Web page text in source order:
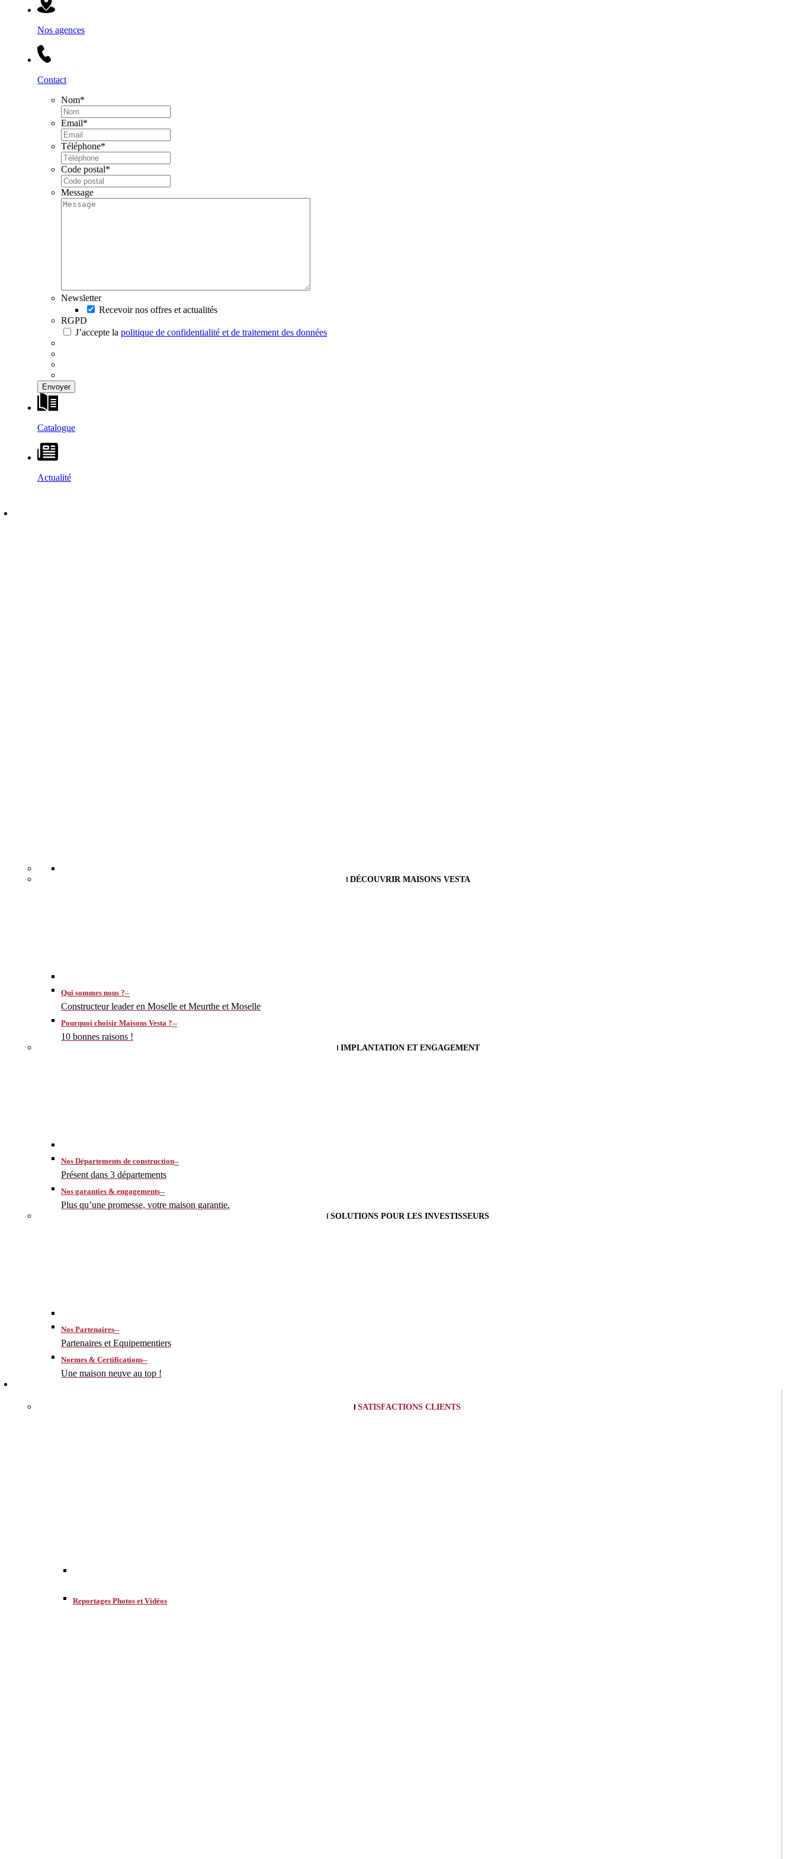
Nos agences
Contact
Nom*
Email*
Téléphone*
Code postal*
Message
Newsletter
Recevoir nos offres et actualités
RGPD
J’accepte la politique de confidentialité et de traitement des données
Catalogue
Actualité
DÉCOUVRIR MAISONS VESTA
Qui sommes nous ?–
Constructeur leader en Moselle et Meurthe et Moselle
Pourquoi choisir Maisons Vesta ?–
10 bonnes raisons !
IMPLANTATION ET ENGAGEMENT
Nos Départements de construction–
Présent dans 3 départements
Nos garanties & engagements–
Plus qu’une promesse, votre maison garantie.
SOLUTIONS POUR LES INVESTISSEURS
Nos Partenaires–
Partenaires et Equipementiers
Normes & Certifications–
Une maison neuve au top !
SATISFACTIONS CLIENTS
Reportages Photos et Vidéos